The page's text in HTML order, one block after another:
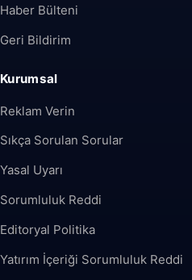
Haber Bülteni
Geri Bildirim
Kurumsal
Reklam Verin
Sıkça Sorulan Sorular
Yasal Uyarı
Sorumluluk Reddi
Editoryal Politika
Yatırım İçeriği Sorumluluk Reddi